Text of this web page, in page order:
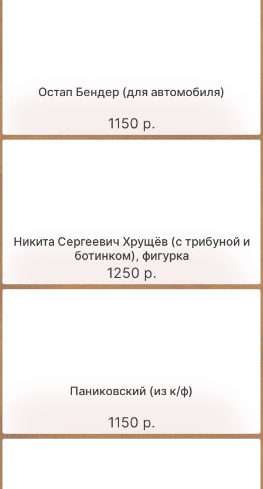
Остап Бендер (для автомобиля)
1150 р.
Никита Сергеевич Хрущёв (с трибуной и
ботинком), фигурка
1250 р.
Паниковский (из к/ф)
1150 р.